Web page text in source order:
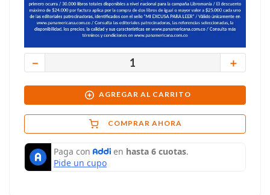
＋
－
AGREGAR AL CARRITO
COMPRAR AHORA